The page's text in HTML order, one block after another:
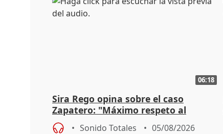
06:18
Sira Rego opina sobre el caso
Zapatero: "Máximo respeto al
proceso judicial"
Sonido Totales 05/08/2026